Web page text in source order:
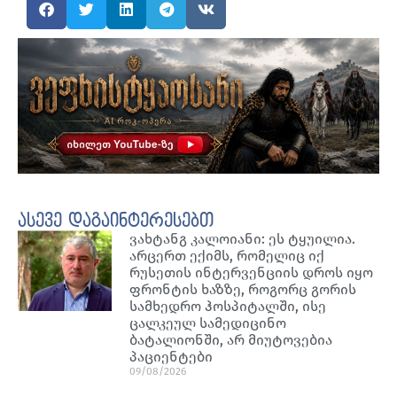
ასევე დაგაინტერესებთ
ვახტანგ კალოიანი: ეს ტყუილია.
არცერთ ექიმს, რომელიც იქ
რუსეთის ინტერვენციის დროს იყო
ფრონტის ხაზზე, როგორც გორის
სამხედრო ჰოსპიტალში, ისე
ცალკეულ სამედიცინო
ბატალიონში, არ მიუტოვებია
პაციენტები
09/08/2026